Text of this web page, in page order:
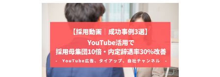
カテゴリー
セミナー（過去開催）